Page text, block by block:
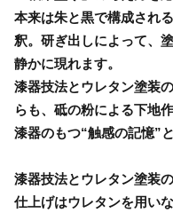
本来は朱と黒で構成され
釈。研ぎ出しによって、
静かに現れます。
漆器技法とウレタン塗装
らも、砥の粉による下地
漆器のもつ“触感の記憶”
漆器技法とウレタン塗装
仕上げはウレタンを用い